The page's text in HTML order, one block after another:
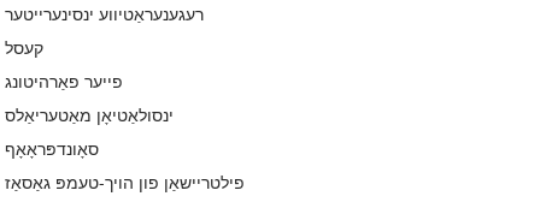
רעגענעראַטיווע ינסינערייטער
קעסל
פייער פאַרהיטונג
ינסולאַטיאָן מאַטעריאַלס
סאָונדפּראָאָף
פילטריישאַן פון הויך-טעמפּ גאַסאַז